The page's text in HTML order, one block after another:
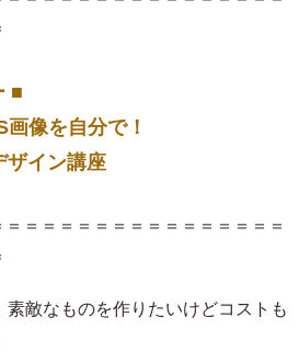
■
像を自分で！
ザイン講座
＝＝＝＝＝＝＝＝＝＝＝＝＝＝＝
素敵なものを作りたいけどコストも